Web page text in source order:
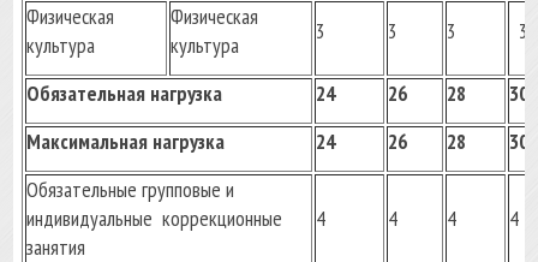
Физическая
культура
Физическая
культура
3 3 3 3
Обязательная нагрузка 24 26 28
30
Максимальная нагрузка
24 26 28
30
Обязательные групповые и
индивидуальные коррекционные
занятия
4 4 4 4